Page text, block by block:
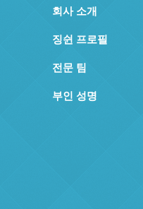
회사 소개
징쉰 프로필
전문 팀
부인 성명